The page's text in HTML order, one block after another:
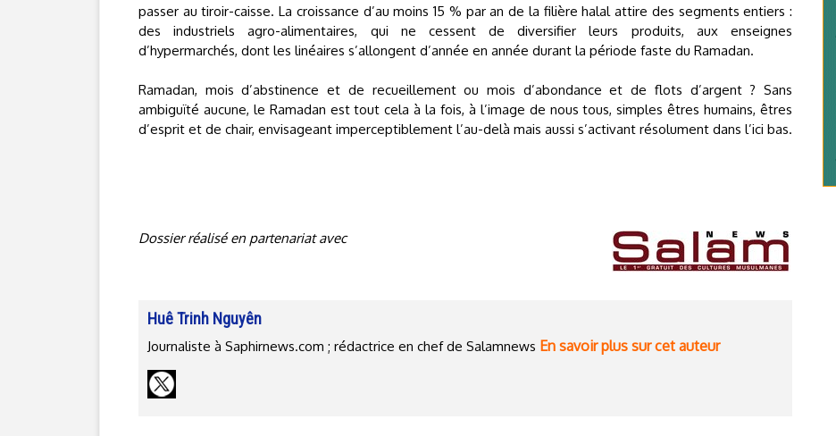
passer au tiroir-caisse. La croissance d’au moins 15 % par an de la filière halal attire des segments entiers :
des industriels agro-alimentaires, qui ne cessent de diversifier leurs produits, aux enseignes
d’hypermarchés, dont les linéaires s’allongent d’année en année durant la période faste du Ramadan.
Ramadan, mois d’abstinence et de recueillement ou mois d’abondance et de flots d’argent ? Sans
ambiguïté aucune, le Ramadan est tout cela à la fois, à l’image de nous tous, simples êtres humains, êtres
d’esprit et de chair, envisageant imperceptiblement l’au-delà mais aussi s’activant résolument dans l’ici bas.
Dossier réalisé en partenariat avec
Huê Trinh Nguyên
Journaliste à Saphirnews.com ; rédactrice en chef de Salamnews En savoir plus sur cet auteur